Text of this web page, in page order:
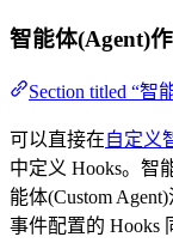
智能体(Agent)
Section titled “智
可以直接在自定义
中定义 Hooks。智
能体(Custom
事件配置的 Hooks